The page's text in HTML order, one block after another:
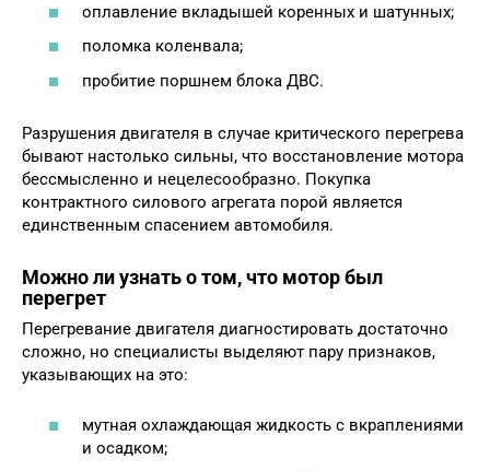
оплавление вкладышей коренных и шатунных;
поломка коленвала;
пробитие поршнем блока ДВС.
Разрушения двигателя в случае критического перегрева
бывают настолько сильны, что восстановление мотора
бессмысленно и нецелесообразно. Покупка
контрактного силового агрегата порой является
единственным спасением автомобиля.
Можно ли узнать о том, что мотор был
перегрет
Перегревание двигателя диагностировать достаточно
сложно, но специалисты выделяют пару признаков,
указывающих на это:
мутная охлаждающая жидкость с вкраплениями
и осадком;